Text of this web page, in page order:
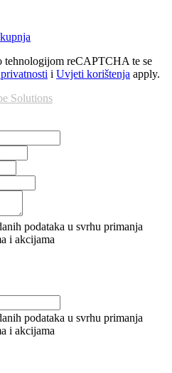
tehnologijom reCAPTCHA te se
i Uvjeti korištenja apply.
podataka u svrhu primanja
i akcijama
podataka u svrhu primanja
i akcijama